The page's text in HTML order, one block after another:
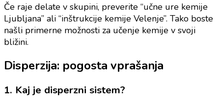
Če raje delate v skupini, preverite “učne ure kemije
Ljubljana” ali “inštrukcije kemije Velenje”. Tako boste
našli primerne možnosti za učenje kemije v svoji
bližini.
Disperzija: pogosta vprašanja
1. Kaj je disperzni sistem?